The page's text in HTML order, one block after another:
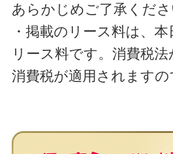
あらかじめご了承くださ
・掲載のリース料は、
リース料です。消費税
消費税が適用されます